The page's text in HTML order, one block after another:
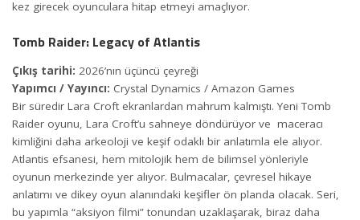
kez girecek oyunculara hitap etmeyi amaçlıyor.
Tomb Raider: Legacy of Atlantis
Çıkış tarihi: 2026’nın üçüncü çeyreği
Yapımcı / Yayıncı: Crystal Dynamics / Amazon Games
Bir süredir Lara Croft ekranlardan mahrum kalmıştı. Yeni Tomb
Raider oyunu, Lara Croft’u sahneye döndürüyor ve maceracı
kimliğini daha arkeoloji ve keşif odaklı bir anlatımla ele alıyor.
Atlantis efsanesi, hem mitolojik hem de bilimsel yönleriyle
oyunun merkezinde yer alıyor. Bulmacalar, çevresel hikaye
anlatımı ve dikey oyun alanındaki keşifler ön planda olacak. Seri,
bu yapımla “aksiyon filmi” tonundan uzaklaşarak, biraz daha